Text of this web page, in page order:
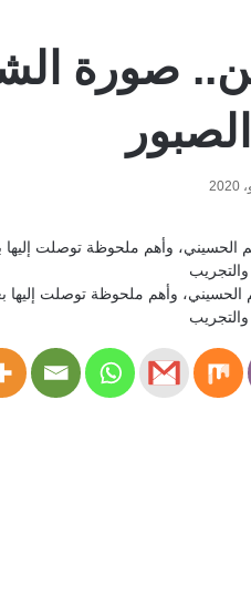
صورة
الحسيني، وأهم ملحوظة توصلت إليها